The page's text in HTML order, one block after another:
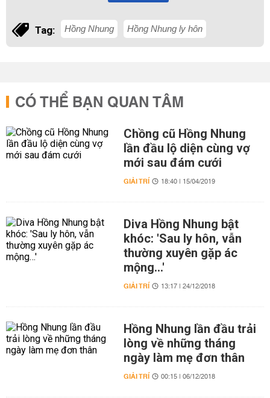
Tag: Hồng Nhung Hồng Nhung ly hôn
CÓ THỂ BẠN QUAN TÂM
Chồng cũ Hồng Nhung
lần đầu lộ diện cùng vợ
mới sau đám cưới
GIẢI TRÍ 18:40 | 15/04/2019
Diva Hồng Nhung bật
khóc: 'Sau ly hôn, vẫn
thường xuyên gặp ác
mộng…'
GIẢI TRÍ 13:17 | 24/12/2018
Hồng Nhung lần đầu trải
lòng về những tháng
ngày làm mẹ đơn thân
GIẢI TRÍ 00:15 | 06/12/2018